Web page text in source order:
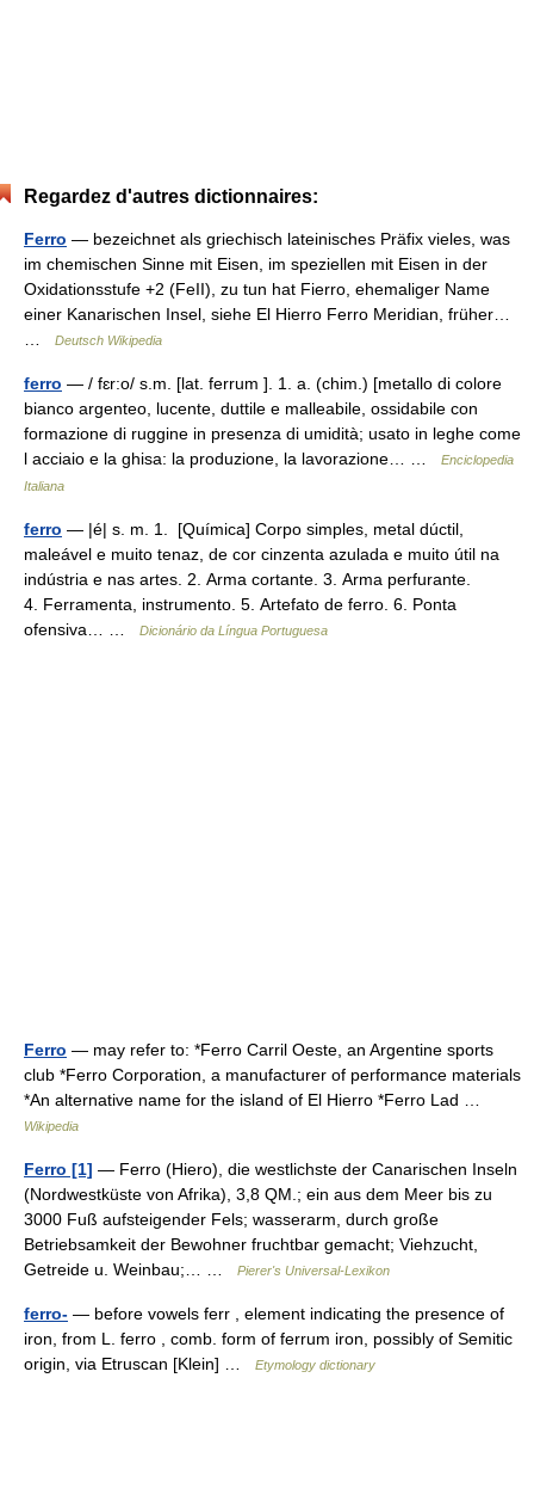
Regardez d'autres dictionnaires:
Ferro — bezeichnet als griechisch lateinisches Präfix vieles, was
im chemischen Sinne mit Eisen, im speziellen mit Eisen in der
Oxidationsstufe +2 (FeII), zu tun hat Fierro, ehemaliger Name
einer Kanarischen Insel, siehe El Hierro Ferro Meridian, früher…
…
Deutsch Wikipedia
ferro — / fɛr:o/ s.m. [lat. ferrum ]. 1. a. (chim.) [metallo di colore
bianco argenteo, lucente, duttile e malleabile, ossidabile con
formazione di ruggine in presenza di umidità; usato in leghe come
l acciaio e la ghisa: la produzione, la lavorazione… …
Enciclopedia
Italiana
ferro — |é| s. m. 1. [Química] Corpo simples, metal dúctil,
maleável e muito tenaz, de cor cinzenta azulada e muito útil na
indústria e nas artes. 2. Arma cortante. 3. Arma perfurante.
4. Ferramenta, instrumento. 5. Artefato de ferro. 6. Ponta
ofensiva… …
Dicionário da Língua Portuguesa
Ferro — may refer to: *Ferro Carril Oeste, an Argentine sports
club *Ferro Corporation, a manufacturer of performance materials
*An alternative name for the island of El Hierro *Ferro Lad …
Wikipedia
Ferro [1] — Ferro (Hiero), die westlichste der Canarischen Inseln
(Nordwestküste von Afrika), 3,8 QM.; ein aus dem Meer bis zu
3000 Fuß aufsteigender Fels; wasserarm, durch große
Betriebsamkeit der Bewohner fruchtbar gemacht; Viehzucht,
Getreide u. Weinbau;… …
Pierer's Universal-Lexikon
ferro- — before vowels ferr , element indicating the presence of
iron, from L. ferro , comb. form of ferrum iron, possibly of Semitic
origin, via Etruscan [Klein] …
Etymology dictionary